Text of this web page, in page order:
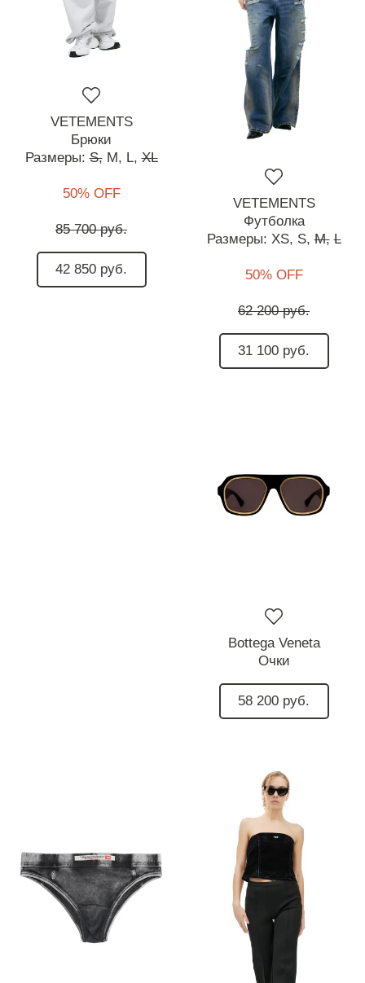
VETEMENTS
Брюки
Размеры:S, M, L, XL
50% OFF
85 700 руб.
42 850 руб.
VETEMENTS
Футболка
Размеры: XS, S, M, L
50% OFF
62 200 руб.
31 100 руб.
Bottega Veneta
Очки
58 200 руб.